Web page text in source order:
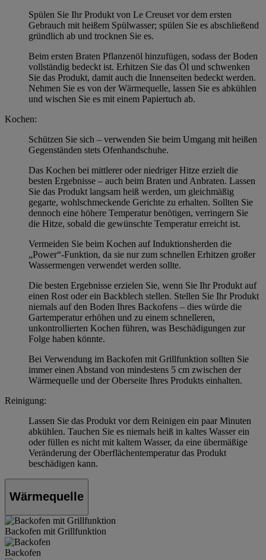
Spülen Sie Ihr Produkt von Le Creuset vor dem ersten
Gebrauch mit heißem Spülwasser; spülen Sie es abschließend
gründlich ab und trocknen Sie es.
Beim ersten Braten Pflanzenöl hinzufügen, sodass der Boden
vollständig bedeckt ist. Erhitzen Sie das Öl und schwenken
Sie das Produkt, damit auch die Innenseiten bedeckt werden.
Nehmen Sie es von der Wärmequelle, lassen Sie es abkühlen
und wischen Sie es mit einem Papiertuch ab.
Kochen:
Schützen Sie sich – verwenden Sie beim Umgang mit heißen
Gegenständen stets Ofenhandschuhe.
Das Kochen bei mittlerer oder niedriger Hitze erzielt die
besten Ergebnisse – auch beim Braten und Anbraten. Lassen
Sie das Produkt langsam heiß werden, um gleichmäßig
gegarte, wohlschmeckende Gerichte zu erhalten. Sollten Sie
dennoch eine höhere Temperatur benötigen, verringern Sie
die Hitze, sobald die gewünschte Temperatur erreicht ist.
Vermeiden Sie beim Kochen auf Induktionsherden die
„Power“-Funktion, da sie nur zum schnellen Erhitzen großer
Wassermengen verwendet werden sollte.
Die besten Ergebnisse erzielen Sie, wenn Sie Ihr Produkt auf
einen Rost oder ein Backblech stellen. Stellen Sie Ihr Produkt
niemals auf den Boden Ihres Backofens – dies würde die
Gartemperatur erhöhen und zu einem schnelleren,
unkontrollierten Kochen führen, was Beschädigungen zur
Folge haben könnte.
Bei Verwendung im Backofen mit Grillfunktion sollten Sie
immer einen Abstand von mindestens 5 cm zwischen der
Wärmequelle und der Oberseite Ihres Produkts einhalten.
Reinigung:
Lassen Sie das Produkt vor dem Reinigen ein paar Minuten
abkühlen. Tauchen Sie es niemals heiß in kaltes Wasser ein
oder füllen es nicht mit kaltem Wasser, da eine übermäßige
Veränderung der Oberflächentemperatur das Produkt
beschädigen kann.
Wärmequelle
Backofen mit Grillfunktion
Backofen